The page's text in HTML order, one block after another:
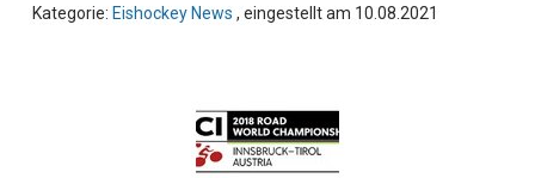
Kategorie: Eishockey News , eingestellt am 10.08.2021